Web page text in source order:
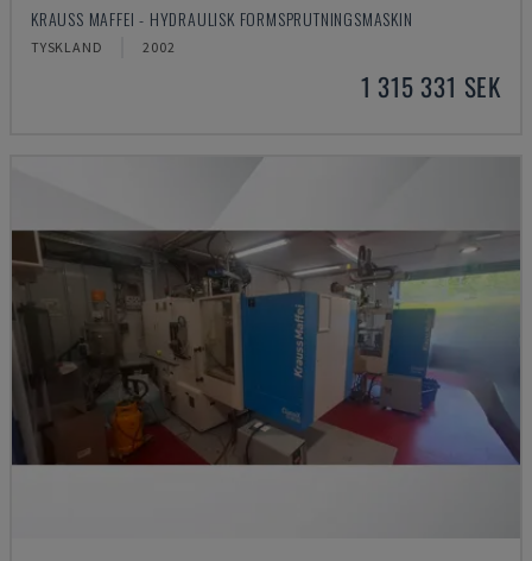
KRAUSS MAFFEI - HYDRAULISK FORMSPRUTNINGSMASKIN
TYSKLAND 2002
1 315 331 SEK